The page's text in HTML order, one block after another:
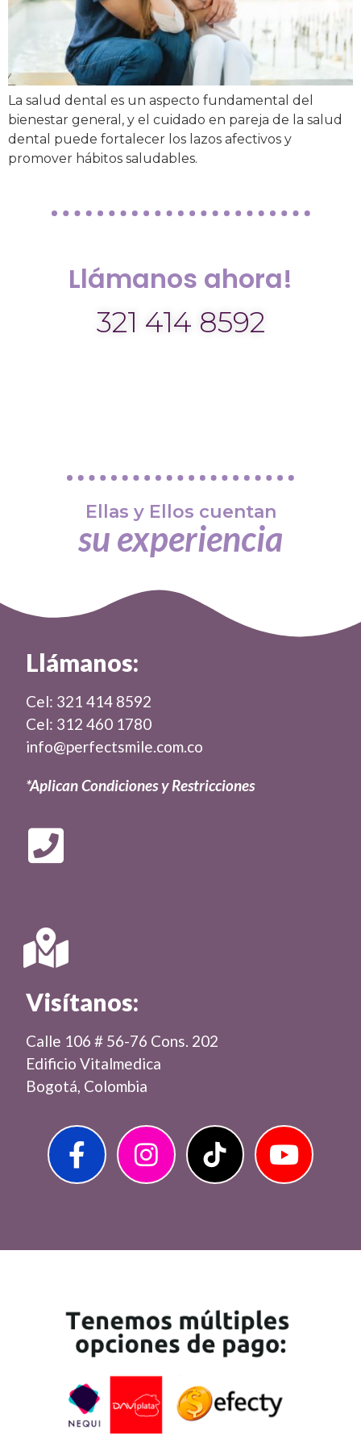
La salud dental es un aspecto fundamental del
bienestar general, y el cuidado en pareja de la salud
dental puede fortalecer los lazos afectivos y
promover hábitos saludables.
Llámanos ahora!
321 414 8592
Ellas y Ellos cuentan
su experiencia
Visítanos:
Calle 106 # 56-76 Cons. 202
Edificio Vitalmedica
Bogotá, Colombia
Llámanos:
Cel: 321 414 8592
Cel: 312 460 1780
info@perfectsmile.com.co
*Aplican Condiciones y Restricciones